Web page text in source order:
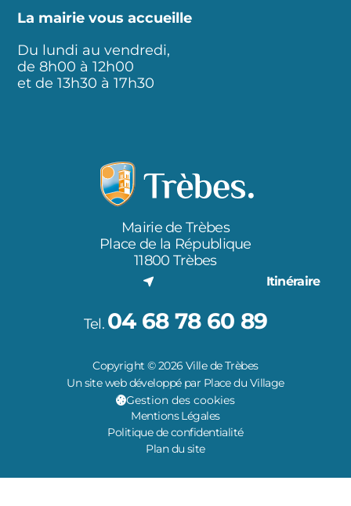
La mairie vous accueille
Du lundi au vendredi,
de 8h00 à 12h00
et de 13h30 à 17h30
Mairie de Trèbes
Place de la République
11800 Trèbes
Itinéraire
Tel. 04 68 78 60 89
Copyright © 2026 Ville de Trèbes
Un site web développé par Place du Village
Gestion des cookies
Mentions Légales
Politique de confidentialité
Plan du site